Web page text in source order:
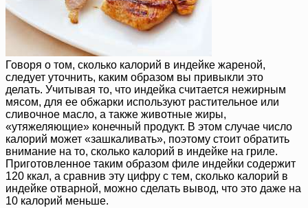
Говоря о том, сколько калорий в индейке жареной,
следует уточнить, каким образом вы привыкли это
делать. Учитывая то, что индейка считается нежирным
мясом, для ее обжарки используют растительное или
сливочное масло, а также животные жиры,
«утяжеляющие» конечный продукт. В этом случае число
калорий может «зашкаливать», поэтому стоит обратить
внимание на то, сколько калорий в индейке на гриле.
Приготовленное таким образом филе индейки содержит
120 ккал, а сравнив эту цифру с тем, сколько калорий в
индейке отварной, можно сделать вывод, что это даже на
10 калорий меньше.